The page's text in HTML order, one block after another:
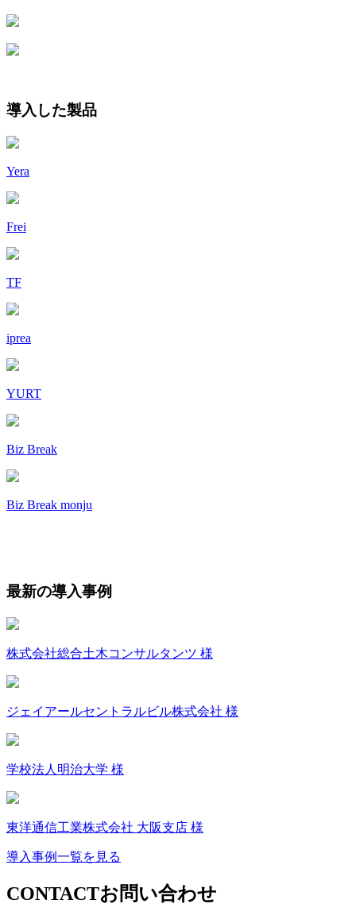
導入した製品
Yera
Frei
TF
iprea
YURT
Biz Break
Biz Break monju
最新の導入事例
株式会社総合土木コンサルタンツ 様
ジェイアールセントラルビル株式会社 様
学校法人明治大学 様
東洋通信工業株式会社 大阪支店 様
導入事例一覧を見る
CONTACTお問い合わせ